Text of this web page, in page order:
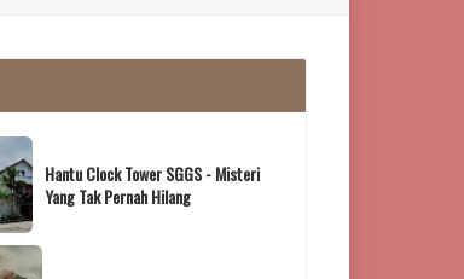
Hantu Clock Tower SGGS - Misteri
Yang Tak Pernah Hilang